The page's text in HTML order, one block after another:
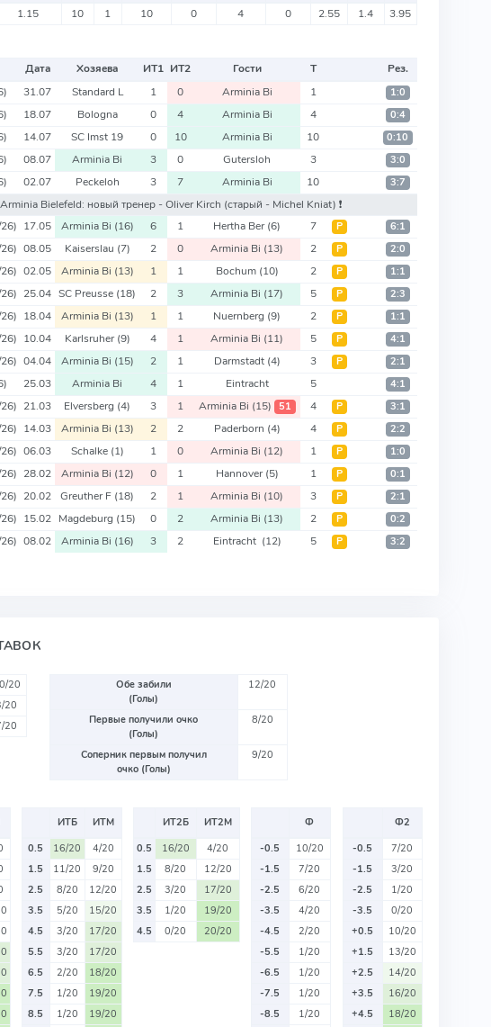
1.15 10 1 10 0 4 0 2.55 1.4 3.95
Дата Хозяева ИТ1 ИТ2 Гости Т
Рез.
31.07 Standard L 1 0 Arminia Bi 1 1:0
18.07 Bologna 0 4 Arminia Bi 4 0:4
14.07 SC Imst 19 0 10 Arminia Bi 10 0:10
08.07 Arminia Bi 3 0 Gutersloh 3 3:0
02.07 Peckeloh 3 7 Arminia Bi 10 3:7
Arminia Bielefeld: новый тренер - Oliver Kirch (старый - Michel Kniat) ❗️
17.05 Arminia Bi (16) 6 1 Hertha Ber(6) 7 Р 6:1
08.05 Kaiserslau (7) 2 0 Arminia Bi (13) 2 Р 2:0
02.05 Arminia Bi (13) 1 1 Bochum (10) 2 Р 1:1
25.04 SC Preusse (18) 2 3 Arminia Bi (17) 5 Р 2:3
18.04 Arminia Bi (13) 1 1 Nuernberg (9) 2 Р 1:1
10.04 Karlsruher(9) 4 1 Arminia Bi (11) 5 Р 4:1
04.04 Arminia Bi (15) 2 1 Darmstadt (4) 3 Р 2:1
25.03 Arminia Bi 4 1 Eintracht 5 4:1
21.03 Elversberg (4) 3 1 Arminia Bi (15) 51 4 Р 3:1
14.03 Arminia Bi (13) 2 2 Paderborn (4) 4 Р 2:2
06.03 Schalke (1) 1 0 Arminia Bi (12) 1 Р 1:0
28.02 Arminia Bi (12) 0 1 Hannover(5) 1 Р 0:1
20.02 Greuther F (18) 2 1 Arminia Bi (10) 3 Р 2:1
15.02 Magdeburg (15) 0 2 Arminia Bi (13) 2 Р 0:2
08.02 Arminia Bi (16) 3 2 Eintracht (12) 5 Р 3:2
20
20
20
Обе забили
(Голы)
12/20
Первые получили очко
(Голы)
8/20
Соперник первым получил
очко (Голы)
9/20
ИТБ
ИТМ
0.5
16/20
4/20
1.5
11/20
9/20
2.5
8/20
12/20
3.5
5/20
15/20
4.5
3/20
17/20
5.5
3/20
17/20
6.5
2/20
18/20
7.5
1/20
19/20
8.5
1/20
19/20
ИТ2Б
ИТ2М
0.5
16/20
4/20
1.5
8/20
12/20
2.5
3/20
17/20
3.5
1/20
19/20
4.5
0/20 20/20
Ф
-0.5
10/20
-1.5
7/20
-2.5
6/20
-3.5
4/20
-4.5
2/20
-5.5
1/20
-6.5
1/20
-7.5
1/20
-8.5
1/20
Ф2
-0.5
7/20
-1.5
3/20
-2.5
1/20
-3.5
0/20
+0.5
10/20
+1.5
13/20
+2.5
14/20
+3.5
16/20
+4.5
18/20